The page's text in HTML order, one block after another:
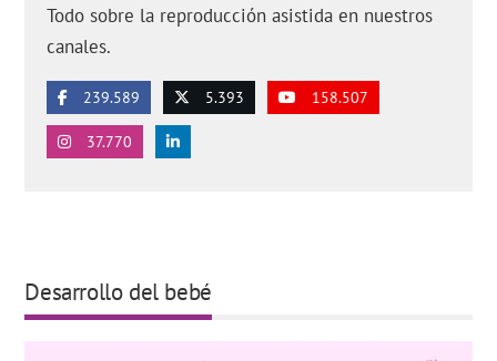
Todo sobre la reproducción asistida en nuestros
canales.
239.589 5.393 158.507
37.770
Desarrollo del bebé